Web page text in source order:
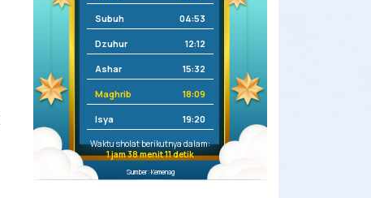
Subuh 04:53
Dzuhur 12:12
Ashar 15:32
Maghrib 18:09
Isya 19:20
Waktu sholat berikutnya dalam:
1 jam 38 menit 10 detik
Sumber: Kemenag